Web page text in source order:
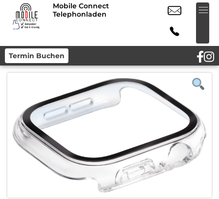
Mobile Connect
Telephonladen
Termin Buchen